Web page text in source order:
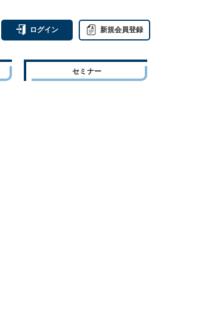
ログイン 新規会員登録
セミナー